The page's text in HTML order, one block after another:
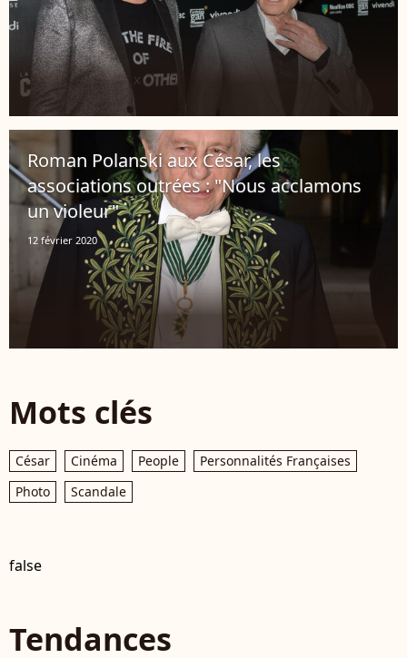
Roman Polanski aux César, les
associations outrées : "Nous acclamons
un violeur"
12 février 2020
Mots clés
César Cinéma People
Personnalités Françaises
Photo
Scandale
false
Tendances